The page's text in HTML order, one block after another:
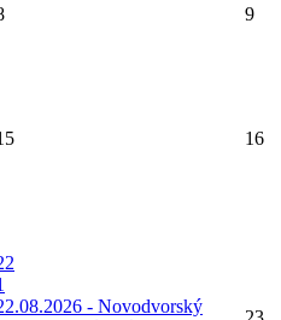
9
16
- Novodvorský